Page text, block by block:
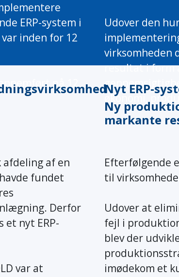
Udover den
virksomheden
resultat i form
økonomi,
ERP-system i
inden for 12
på 12
afdeling af en
fundet
Derfor
et nyt ERP-
var at
Efterfølgende
til
Udover at
fejl i
blev der
imødekom et
Nyt ERP-
Ny
markante